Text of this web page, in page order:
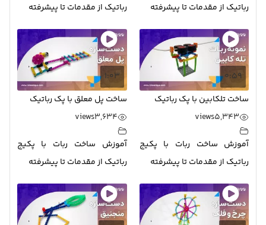
رباتیک از مقدمات تا پیشرفته
رباتیک از مقدمات تا پیشرفته
0:59
ساخت تلکابین با پک رباتیک
5,343
views
آموزش ساخت ربات با پکیج
رباتیک از مقدمات تا پیشرفته
1:03
ساخت پل معلق با پک رباتیک
3,634
views
آموزش ساخت ربات با پکیج
رباتیک از مقدمات تا پیشرفته